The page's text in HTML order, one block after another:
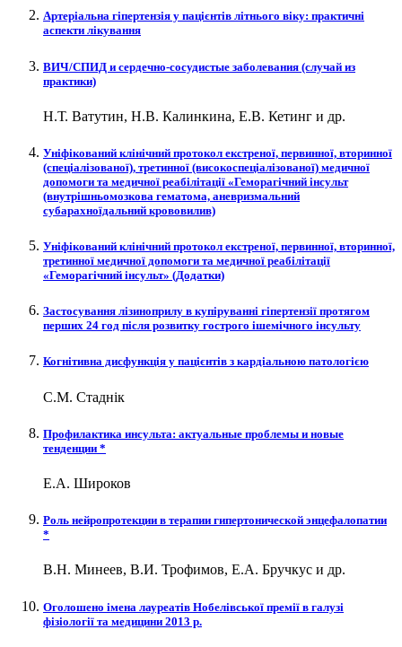
Артеріальна гіпертензія у пацієнтів літнього віку: практичні
аспекти лікування
ВИЧ/СПИД и сердечно-сосудистые заболевания (случай из
практики)
Н.Т. Ватутин, Н.В. Калинкина, Е.В. Кетинг и др.
Уніфікований клінічний протокол екстреної, первинної, вторинної
(спеціалізованої), третинної (високоспеціалізованої) медичної
допомоги та медичної реабілітації «Геморагічний інсульт
(внутрішньомозкова гематома, аневризмальний
субарахноїдальний крововилив)
Уніфікований клінічний протокол екстреної, первинної, вторинної,
третинної медичної допомоги та медичної реабілітації
«Геморагічний інсульт» (Додатки)
Застосування лізиноприлу в купіруванні гіпертензії протягом
перших 24 год після розвитку гострого ішемічного інсульту
Когнітивна дисфункція у пацієнтів з кардіальною патологією
С.М. Стаднік
Профилактика инсульта: актуальные проблемы и новые
тенденции *
Е.А. Широков
Роль нейропротекции в терапии гипертонической энцефалопатии
*
В.Н. Минеев, В.И. Трофимов, Е.А. Бручкус и др.
Оголошено імена лауреатів Нобелівської премії в галузі
фізіології та медицини 2013 р.